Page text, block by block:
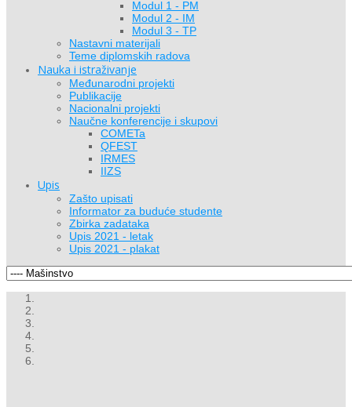
Modul 1 - PM
Modul 2 - IM
Modul 3 - TP
Nastavni materijali
Teme diplomskih radova
Nauka i istraživanje
Međunarodni projekti
Publikacije
Nacionalni projekti
Naučne konferencije i skupovi
COMETa
QFEST
IRMES
IIZS
Upis
Zašto upisati
Informator za buduće studente
Zbirka zadataka
Upis 2021 - letak
Upis 2021 - plakat